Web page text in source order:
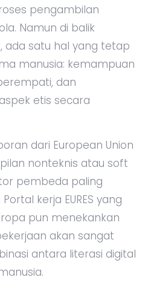
pengambilan
Namun di balik
ada satu hal yang tetap
manusia: kemampuan
dan
etis secara
dari European Union
nonteknis atau soft
pembeda paling
kerja EURES yang
pun menekankan
akan sangat
antara literasi digital